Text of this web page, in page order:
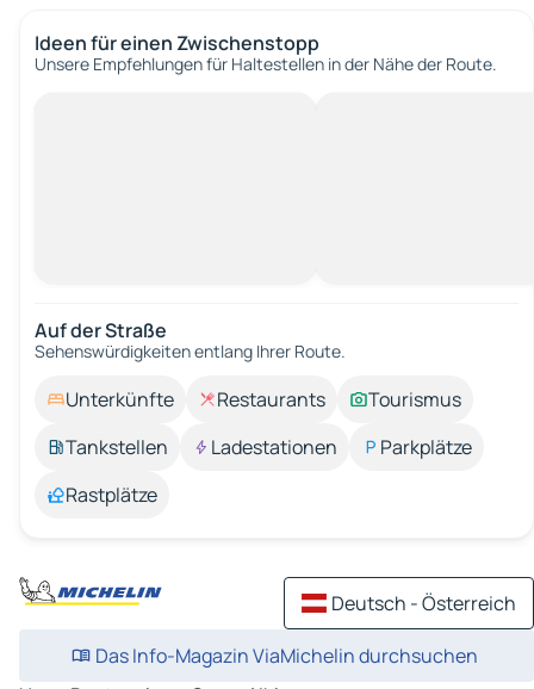
Ideen für einen Zwischenstopp
Unsere Empfehlungen für Haltestellen in der Nähe der Route.
Auf der Straße
Sehenswürdigkeiten entlang Ihrer Route.
Unterkünfte Restaurants
Tourismus
Tankstellen
Ladestationen
Parkplätze
Rastplätze
Deutsch - Österreich
Das Info-Magazin ViaMichelin durchsuchen